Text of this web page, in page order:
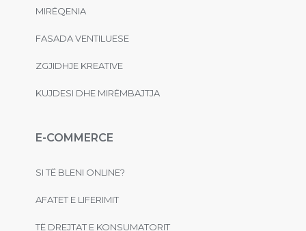
MIRËQENIA
FASADA VENTILUESE
ZGJIDHJE KREATIVE
KUJDESI DHE MIRËMBAJTJA
E-COMMERCE
SI TË BLENI ONLINE?
AFATET E LIFERIMIT
TË DREJTAT E KONSUMATORIT